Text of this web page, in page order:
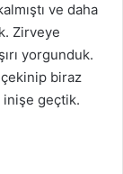
ve daha
Zirveye
yorgunduk.
biraz
inişe geçtik.